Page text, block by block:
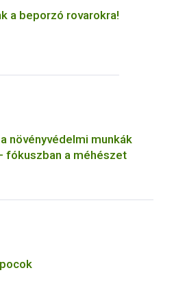
a beporzó rovarokra!
növényvédelmi munkák
fókuszban a méhészet